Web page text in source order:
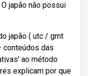
japão não possui
japão ( utc / gmt
conteúdos das
ao método
explicam por que